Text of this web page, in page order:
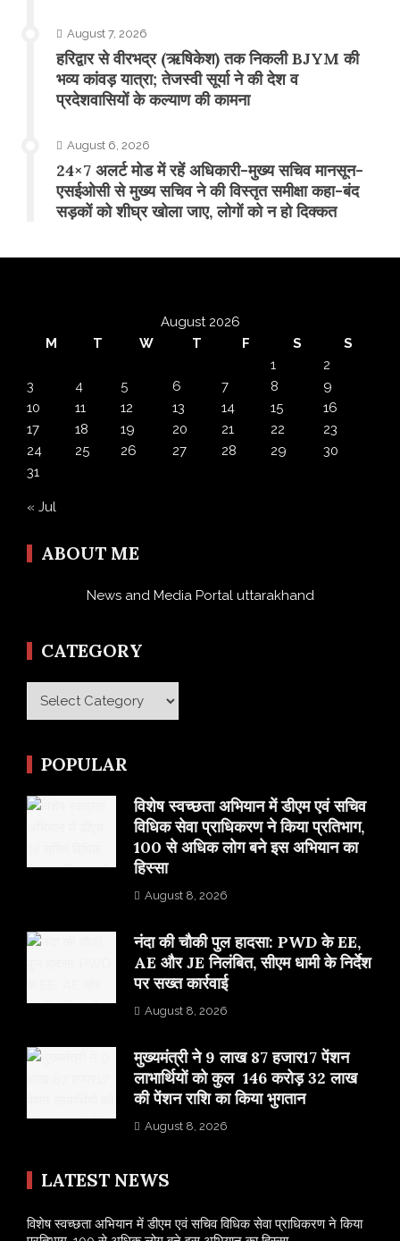
August 7, 2026
​हरिद्वार से वीरभद्र (ऋषिकेश) तक निकली BJYM की
भव्य कांवड़ यात्रा; तेजस्वी सूर्या ने की देश व
प्रदेशवासियों के कल्याण की कामना
August 6, 2026
24×7 अलर्ट मोड में रहें अधिकारी-मुख्य सचिव मानसून-
एसईओसी से मुख्य सचिव ने की विस्तृत समीक्षा कहा-बंद
सड़कों को शीघ्र खोला जाए, लोगों को न हो दिक्कत
August 2026
M
T W T F S
S
1
2
3
4 5 6 7 8
9
10
11 12 13 14 15
16
17
18 19 20 21 22
23
24
25 26 27 28 29
30
31
« Jul
ABOUT ME
News and Media Portal uttarakhand
CATEGORY
Category
POPULAR
विशेष स्वच्छता अभियान में डीएम एवं सचिव
विधिक सेवा प्राधिकरण ने किया प्रतिभाग,
100 से अधिक लोग बने इस अभियान का
हिस्सा
August 8, 2026
नंदा की चौकी पुल हादसा: PWD के EE,
AE और JE निलंबित, सीएम धामी के निर्देश
पर सख्त कार्रवाई
August 8, 2026
मुख्यमंत्री ने 9 लाख 87 हजार17 पेंशन
लाभार्थियों को कुल 146 करोड़ 32 लाख
की पेंशन राशि का किया भुगतान
August 8, 2026
LATEST NEWS
विशेष स्वच्छता अभियान में डीएम एवं सचिव विधिक सेवा प्राधिकरण ने किया